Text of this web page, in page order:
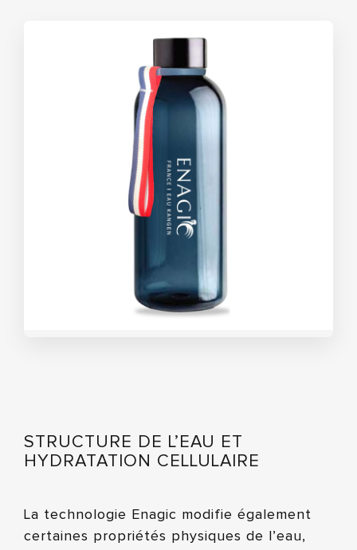
STRUCTURE DE L’EAU ET
HYDRATATION CELLULAIRE
La technologie Enagic modifie également
certaines propriétés physiques de l’eau,